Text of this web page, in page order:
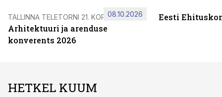
TALLINNA TELETORNI 21. KORRUSEL
Arhitektuuri ja arenduse
konverents 2026
08.10.2026 Eesti
HETKEL KUUM